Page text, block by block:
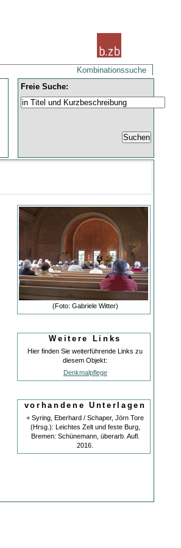
Kombinationssuche
Freie Suche:
(Foto: Gabriele Witter)
Weitere Links
Hier finden Sie weiterführende Links zu
diesem Objekt:
Denkmalpflege
vorhandene Unterlagen
+ Syring, Eberhard / Schaper, Jörn Tore
(Hrsg.): Leichtes Zelt und feste Burg,
Bremen: Schünemann, überarb. Aufl.
2016.